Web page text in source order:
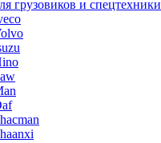
грузовиков и спецтехники